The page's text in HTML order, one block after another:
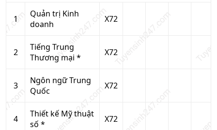
1
Quản trị Kinh
doanh
X72
2
Tiếng Trung
Thương mại *
X72
3
Ngôn ngữ Trung
Quốc
X72
4
Thiết kế Mỹ thuật
số *
X72